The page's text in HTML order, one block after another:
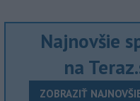
Najnovšie
na
ZOBRAZIŤ